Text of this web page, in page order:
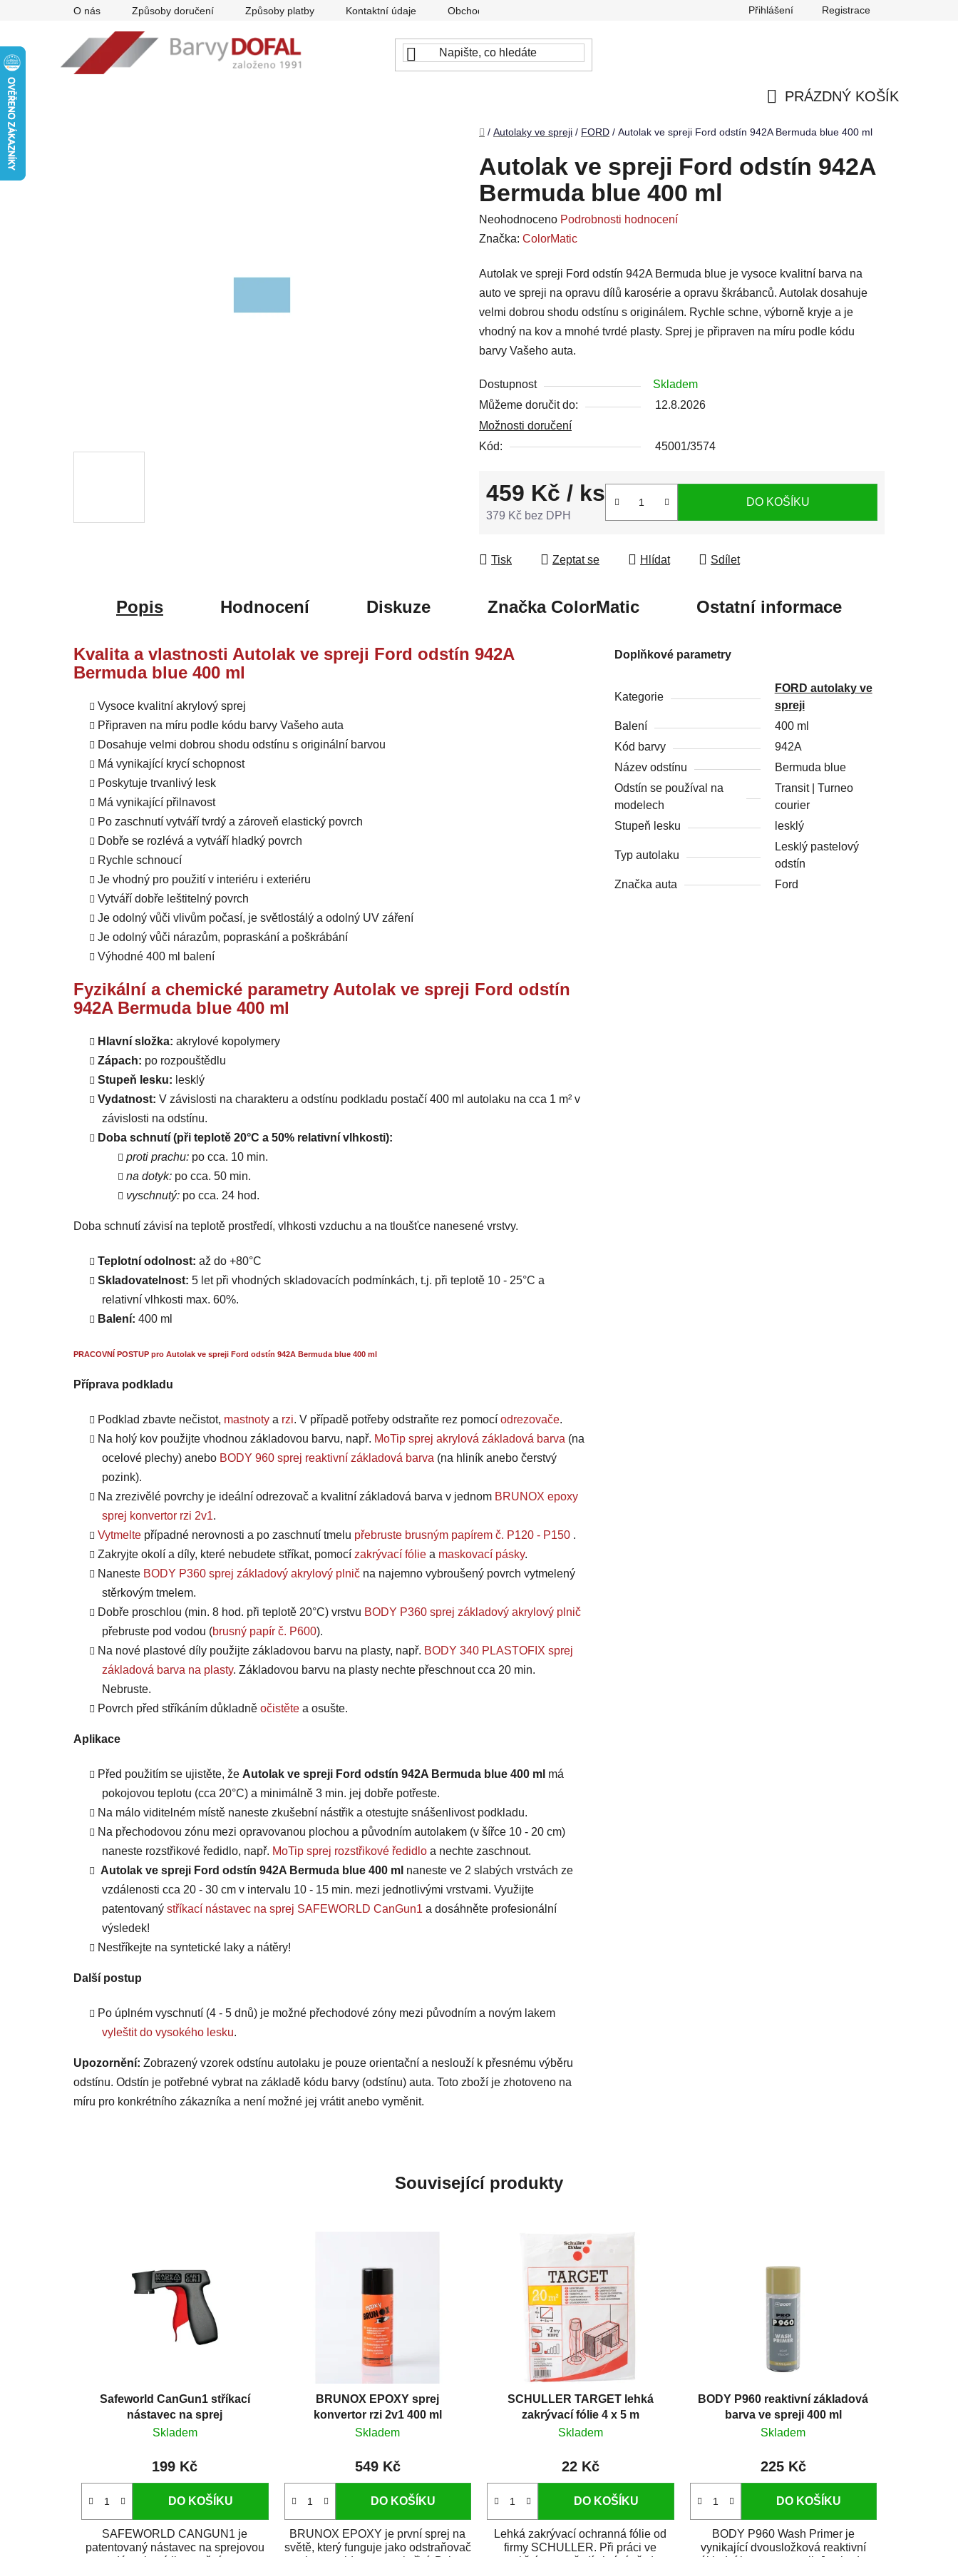
O nás Způsoby doručení Způsoby platby Kontaktní údaje Obchodní podmínky Reklamace Odstoupení od smlouvy
Přihlášení Registrace
PRÁZDNÝ KOŠÍK
Domů
/ Autolaky ve spreji / FORD / Autolak ve spreji Ford odstín 942A Bermuda blue 400 ml
Autolak ve spreji Ford odstín 942A
Bermuda blue 400 ml
Průměrné
hodnocení
je
0,0
z
5
hvězdiček.
Neohodnoceno Podrobnosti hodnocení
Značka: ColorMatic
Autolak ve spreji Ford odstín 942A Bermuda blue je vysoce kvalitní barva na
auto ve spreji na opravu dílů karosérie a opravu škrábanců. Autolak dosahuje
velmi dobrou shodu odstínu s originálem. Rychle schne, výborně kryje a je
vhodný na kov a mnohé tvrdé plasty. Sprej je připraven na míru podle kódu
barvy Vašeho auta.
Dostupnost
Skladem
Můžeme doručit do:
12.8.2026
Možnosti doručení
Kód:
45001/3574
459 Kč / ks
379 Kč bez DPH
DO KOŠÍKU
Tisk Zeptat se Hlídat Sdílet
Popis Hodnocení Diskuze ZnačkaColorMatic Ostatní informace
Kvalita a vlastnosti Autolak ve spreji Ford odstín 942A
Bermuda blue 400 ml
Vysoce kvalitní akrylový sprej
Připraven na míru podle kódu barvy Vašeho auta
Dosahuje velmi dobrou shodu odstínu s originální barvou
Má vynikající krycí schopnost
Poskytuje trvanlivý lesk
Má vynikající přilnavost
Po zaschnutí vytváří tvrdý a zároveň elastický povrch
Dobře se rozlévá a vytváří hladký povrch
Rychle schnoucí
Je vhodný pro použití v interiéru i exteriéru
Vytváří dobře leštitelný povrch
Je odolný vůči vlivům počasí, je světlostálý a odolný UV záření
Je odolný vůči nárazům, popraskání a poškrábání
Výhodné 400 ml balení
Fyzikální a chemické parametry Autolak ve spreji Ford odstín
942A Bermuda blue 400 ml
Hlavní složka: akrylové kopolymery
Zápach: po rozpouštědlu
Stupeň lesku: lesklý
Vydatnost: V závislosti na charakteru a odstínu podkladu postačí 400 ml autolaku na cca 1 m² v
závislosti na odstínu.
Doba schnutí (při teplotě 20°C a 50% relativní vlhkosti):
proti prachu: po cca. 10 min.
na dotyk: po cca. 50 min.
vyschnutý: po cca. 24 hod.
Doba schnutí závisí na teplotě prostředí, vlhkosti vzduchu a na tloušťce nanesené vrstvy.
Teplotní odolnost: až do +80°C
Skladovatelnost: 5 let při vhodných skladovacích podmínkách, t.j. při teplotě 10 - 25°C a
relativní vlhkosti max. 60%.
Balení: 400 ml
PRACOVNÍ POSTUP pro Autolak ve spreji Ford odstín 942A Bermuda blue 400 ml
Příprava podkladu
Podklad zbavte nečistot, mastnoty a rzi. V případě potřeby odstraňte rez pomocí odrezovače.
Na holý kov použijte vhodnou základovou barvu, např. MoTip sprej akrylová základová barva (na
ocelové plechy) anebo BODY 960 sprej reaktivní základová barva (na hliník anebo čerstvý
pozink).
Na zrezivělé povrchy je ideální odrezovač a kvalitní základová barva v jednom BRUNOX epoxy
sprej konvertor rzi 2v1.
Vytmelte případné nerovnosti a po zaschnutí tmelu přebruste brusným papírem č. P120 - P150 .
Zakryjte okolí a díly, které nebudete stříkat, pomocí zakrývací fólie a maskovací pásky.
Naneste BODY P360 sprej základový akrylový plnič na najemno vybroušený povrch vytmelený
stěrkovým tmelem.
Dobře proschlou (min. 8 hod. při teplotě 20°C) vrstvu BODY P360 sprej základový akrylový plnič
přebruste pod vodou (brusný papír č. P600).
Na nové plastové díly použijte základovou barvu na plasty, např. BODY 340 PLASTOFIX sprej
základová barva na plasty. Základovou barvu na plasty nechte přeschnout cca 20 min.
Nebruste.
Povrch před stříkáním důkladně očistěte a osušte.
Aplikace
Před použitím se ujistěte, že Autolak ve spreji Ford odstín 942A Bermuda blue 400 ml má
pokojovou teplotu (cca 20°C) a minimálně 3 min. jej dobře potřeste.
Na málo viditelném místě naneste zkušební nástřik a otestujte snášenlivost podkladu.
Na přechodovou zónu mezi opravovanou plochou a původním autolakem (v šířce 10 - 20 cm)
naneste rozstřikové ředidlo, např. MoTip sprej rozstřikové ředidlo a nechte zaschnout.
Autolak ve spreji Ford odstín 942A Bermuda blue 400 ml naneste ve 2 slabých vrstvách ze
vzdálenosti cca 20 - 30 cm v intervalu 10 - 15 min. mezi jednotlivými vrstvami. Využijte
patentovaný stříkací nástavec na sprej SAFEWORLD CanGun1 a dosáhněte profesionální
výsledek!
Nestříkejte na syntetické laky a nátěry!
Další postup
Po úplném vyschnutí (4 - 5 dnů) je možné přechodové zóny mezi původním a novým lakem
vyleštit do vysokého lesku.
Upozornění: Zobrazený vzorek odstínu autolaku je pouze orientační a neslouží k přesnému výběru
odstínu. Odstín je potřebné vybrat na základě kódu barvy (odstínu) auta. Toto zboží je zhotoveno na
míru pro konkrétního zákazníka a není možné jej vrátit anebo vyměnit.
Doplňkové parametry
Kategorie
FORD autolaky ve
spreji
Balení
400 ml
Kód barvy
942A
Název odstínu
Bermuda blue
Odstín se používal na
modelech
Transit | Turneo
courier
Stupeň lesku
lesklý
Typ autolaku
Lesklý pastelový
odstín
Značka auta
Ford
Související produkty
Safeworld CanGun1 stříkací
nástavec na sprej
Skladem
199 Kč
DO KOŠÍKU
SAFEWORLD CANGUN1 je
patentovaný nástavec na sprejovou
BRUNOX EPOXY sprej
konvertor rzi 2v1 400 ml
Skladem
549 Kč
DO KOŠÍKU
BRUNOX EPOXY je první sprej na
světě, který funguje jako odstraňovač
SCHULLER TARGET lehká
zakrývací fólie 4 x 5 m
Skladem
22 Kč
DO KOŠÍKU
Lehká zakrývací ochranná fólie od
firmy SCHULLER. Při práci ve
BODY P960 reaktivní základová
barva ve spreji 400 ml
Skladem
225 Kč
DO KOŠÍKU
BODY P960 Wash Primer je
vynikající dvousložková reaktivní